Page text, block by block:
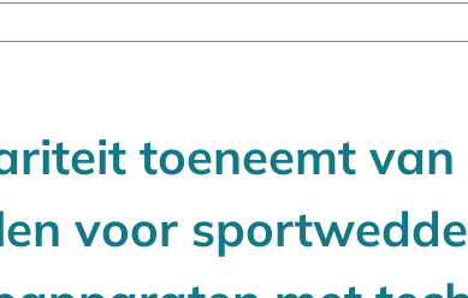
toeneemt van
voor